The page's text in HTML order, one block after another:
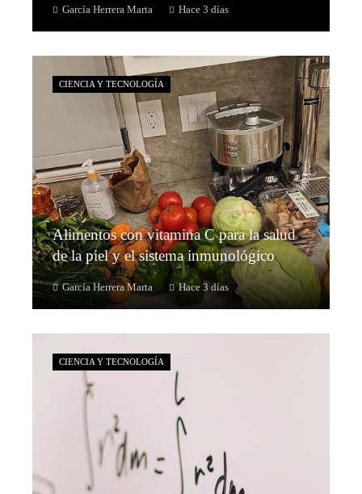
García Herrera Marta Hace 3 días
CIENCIA Y TECNOLOGÍA
Alimentos con vitamina C para la salud
de la piel y el sistema inmunológico
García Herrera Marta Hace 3 días
CIENCIA Y TECNOLOGÍA